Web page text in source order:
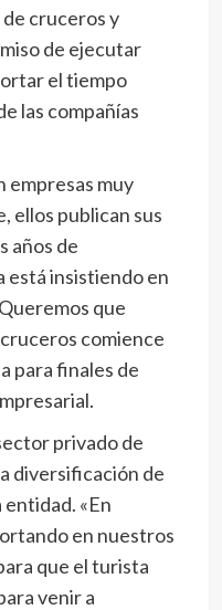
cruceros y
de ejecutar
el tiempo
las compañías
empresas muy
ellos publican sus
años de
está insistiendo en
que
comience
para finales de
privado de
diversificación de
«En
en nuestros
que el turista
venir a